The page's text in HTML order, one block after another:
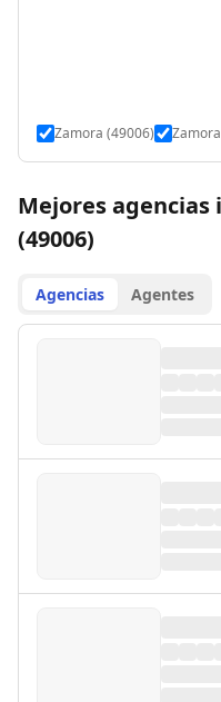
Zamora (49006)
Mejores
(49006)
Agencias Agentes